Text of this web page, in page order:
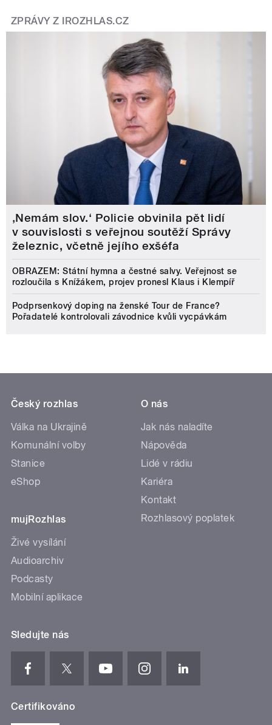
ZPRÁVY Z IROZHLAS.CZ
‚Nemám slov.‘ Policie obvinila pět lidí
v souvislosti s veřejnou soutěží Správy
železnic, včetně jejího exšéfa
OBRAZEM: Státní hymna a čestné salvy. Veřejnost se
rozloučila s Knížákem, projev pronesl Klaus i Klempíř
Podprsenkový doping na ženské Tour de France?
Pořadatelé kontrolovali závodnice kvůli vycpávkám
Český rozhlas
Válka na Ukrajině
Komunální volby
Stanice
eShop
mujRozhlas
Živé vysílání
Audioarchiv
Podcasty
Mobilní aplikace
O nás
Jak nás naladíte
Nápověda
Lidé v rádiu
Kariéra
Kontakt
Rozhlasový poplatek
Sledujte nás
Certifikováno